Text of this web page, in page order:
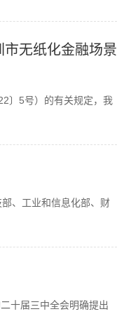
无纸化金融场景
〕5号）的有关规定，我
、工业和信息化部、财
十届三中全会明确提出